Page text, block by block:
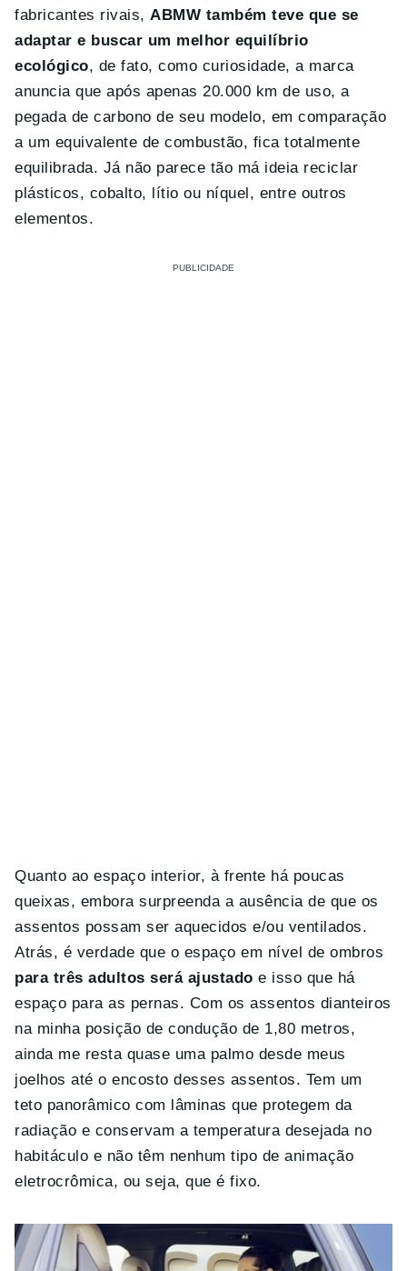
fabricantes rivais,A BMW também teve que se
adaptar e buscar um melhor equilíbrio
ecológico, de fato, como curiosidade, a marca
anuncia que após apenas 20.000 km de uso, a
pegada de carbono de seu modelo, em comparação
a um equivalente de combustão, fica totalmente
equilibrada. Já não parece tão má ideia reciclar
plásticos, cobalto, lítio ou níquel, entre outros
elementos.
Quanto ao espaço interior, à frente há poucas
queixas, embora surpreenda a ausência de que os
assentos possam ser aquecidos e/ou ventilados.
Atrás, é verdade que o espaço em nível de ombros
para três adultos será ajustado e isso que há
espaço para as pernas. Com os assentos dianteiros
na minha posição de condução de 1,80 metros,
ainda me resta quase uma palmo desde meus
joelhos até o encosto desses assentos. Tem um
teto panorâmico com lâminas que protegem da
radiação e conservam a temperatura desejada no
habitáculo e não têm nenhum tipo de animação
eletrocrômica, ou seja, que é fixo.